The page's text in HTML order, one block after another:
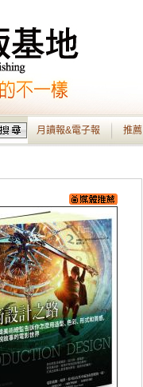
月讀報&電子報 推